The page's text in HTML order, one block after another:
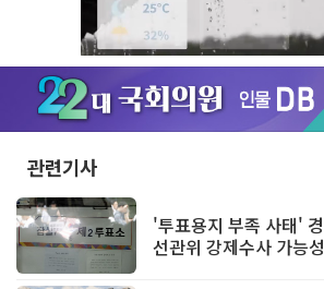
관련기사
'투표용지 부족 사태'
선관위 강제수사 가능